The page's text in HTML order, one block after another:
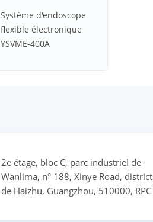
Système d'endoscope
flexible électronique
YSVME-400A
2e étage, bloc C, parc industriel de
Wanlima, n° 188, Xinye Road, district
de Haizhu, Guangzhou, 510000, RPC